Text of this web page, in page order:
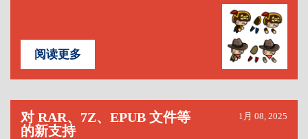
阅读更多
对 RAR、7Z、EPUB 文件等
的新支持
1月 08, 2025